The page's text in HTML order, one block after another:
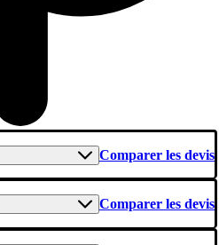
Comparer les devis
Comparer les devis